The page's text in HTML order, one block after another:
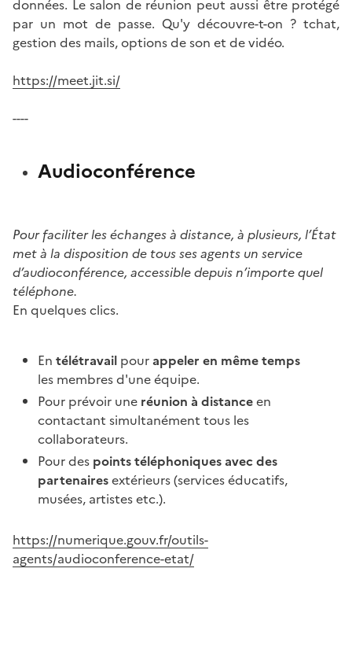
données. Le salon de réunion peut aussi être protégé
par un mot de passe. Qu'y découvre-t-on ? tchat,
gestion des mails, options de son et de vidéo.
https://meet.jit.si/
----
Audioconférence
Pour faciliter les échanges à distance, à plusieurs, l’État
met à la disposition de tous ses agents un service
d’audioconférence, accessible depuis n’importe quel
téléphone.
En quelques clics.
En télétravail pourappeler en même temps
les membres d'une équipe.
Pour prévoir une réunion à distanceen
contactant simultanément tous les
collaborateurs.
Pour des points téléphoniques avec des
partenairesextérieurs (services éducatifs,
musées, artistes etc.).
https://numerique.gouv.fr/outils-
agents/audioconference-etat/